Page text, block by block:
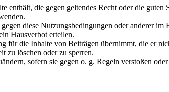
enthält, die gegen geltendes Recht oder die
diese Nutzungsbedingungen oder anderer
Hausverbot erteilen.
für die Inhalte von Beiträgen übernimmt, die er
zu löschen oder zu sperren.
sofern sie gegen o. g. Regeln verstoßen